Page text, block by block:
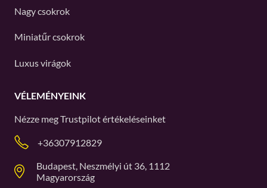
Nagy csokrok
Miniatűr csokrok
Luxus virágok
VÉLEMÉNYEINK
Nézze megTrustpilotértékeléseinket
+36307912829
Budapest, Neszmélyi út 36, 1112
Magyarország